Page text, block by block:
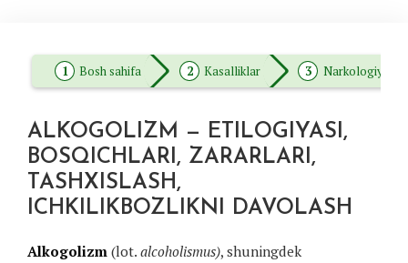
Bosh sahifa Kasalliklar Narkologiya
ALKOGOLIZM — ETILOGIYASI,
BOSQICHLARI, ZARARLARI,
TASHXISLASH,
ICHKILIKBOZLIKNI DAVOLASH
Alkogolizm (lot. alcoholismus), shuningdek